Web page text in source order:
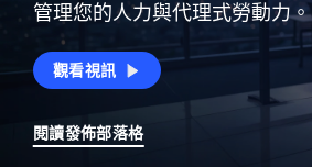
管理您的人力與代理式勞動力。
觀看視訊
閱讀發佈部落格